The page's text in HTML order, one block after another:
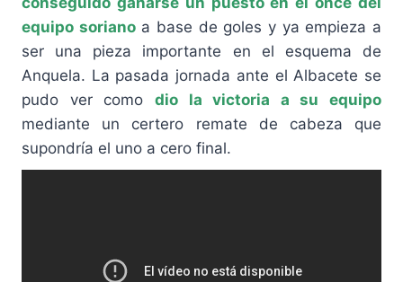
equipo sorianoa base de goles y ya empieza a
ser una pieza importante en el esquema de
Anquela. La pasada jornada ante el Albacete se
pudo ver como dio la victoria a su equipo
mediante un certero remate de cabeza que
supondría el uno a cero final.